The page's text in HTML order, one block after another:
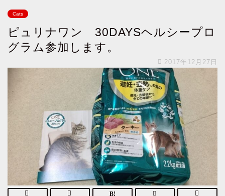
Cats
ピュリナワン 30DAYSヘルシープロ
グラム参加します。
2017年12月27日